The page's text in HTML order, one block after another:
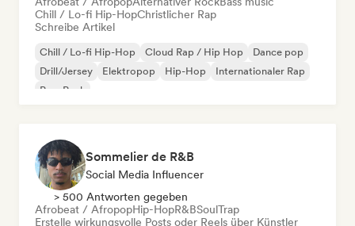
Chill / Lo-fi Hip-HopChristlicher Rap
Schreibe Artikel
Chill / Lo-fi Hip-Hop Cloud Rap / Hip Hop
Dance pop
Drill/Jersey
Elektropop Hip-Hop
Internationaler Rap
Pop-Punk
Sommelier de R&B
Social Media Influencer
> 500 Antworten gegeben
Afrobeat / AfropopHip-HopR&BSoulTrap
Erstelle wirkungsvolle Posts oder Reels über Künstler